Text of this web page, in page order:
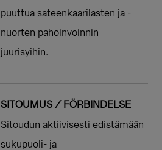
puuttua sateenkaarilasten ja -
nuorten pahoinvoinnin
juurisyihin.
SITOUMUS / FÖRBINDELSE
Sitoudun aktiivisesti edistämään
sukupuoli- ja